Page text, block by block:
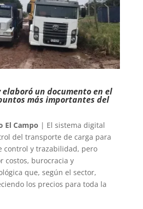
elaboró un documento en el
más importantes del
El Campo | El sistema digital
del transporte de carga para
control y trazabilidad, pero
costos, burocracia y
que, según el sector,
los precios para toda la